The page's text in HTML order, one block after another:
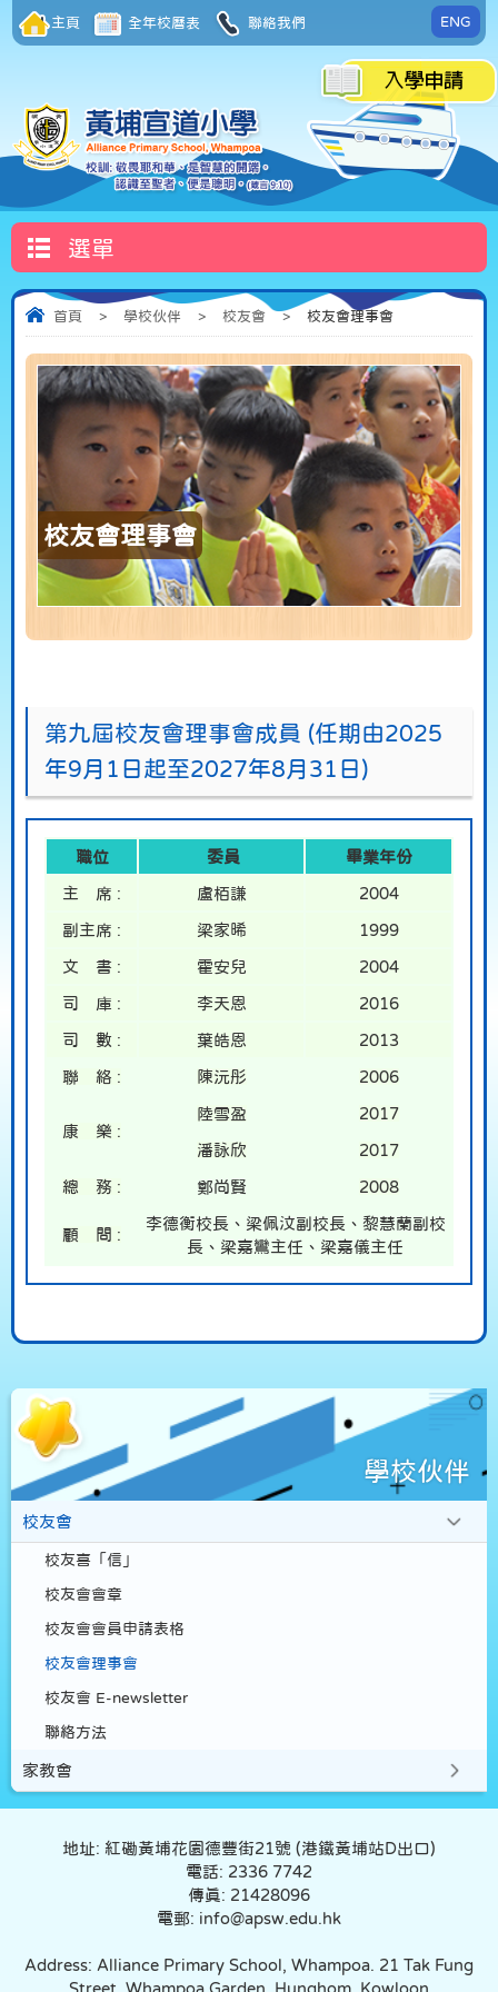
主頁 全年校曆表 聯絡我們 ENG
選單
首頁 > 學校伙伴 > 校友會 > 校友會理事會
校友會理事會
第九屆校友會理事會成員 (任期由2025
年9月1日起至2027年8月31日)
職位 委員 畢業年份
主 席 : 盧栢謙 2004
副主席 : 梁家晞 1999
文 書 : 霍安兒 2004
司 庫 : 李天恩 2016
司 數 : 葉皓恩 2013
聯 絡 : 陳沅彤 2006
康 樂 :
陸雪盈 2017
潘詠欣 2017
總 務 : 鄭尚賢 2008
顧 問 :
李德衡校長、梁佩汶副校長、黎慧蘭副校
長、梁嘉鸞主任、梁嘉儀主任
學校伙伴
校友會
校友喜「信」
校友會會章
校友會會員申請表格
校友會理事會
校友會 E-newsletter
聯絡方法
家教會
地址: 紅磡黃埔花園德豐街21號 (港鐵黃埔站D出口)
電話: 2336 7742
傳真: 21428096
電郵: info@apsw.edu.hk
Address: Alliance Primary School, Whampoa. 21 Tak Fung
Street, Whampoa Garden, Hunghom, Kowloon